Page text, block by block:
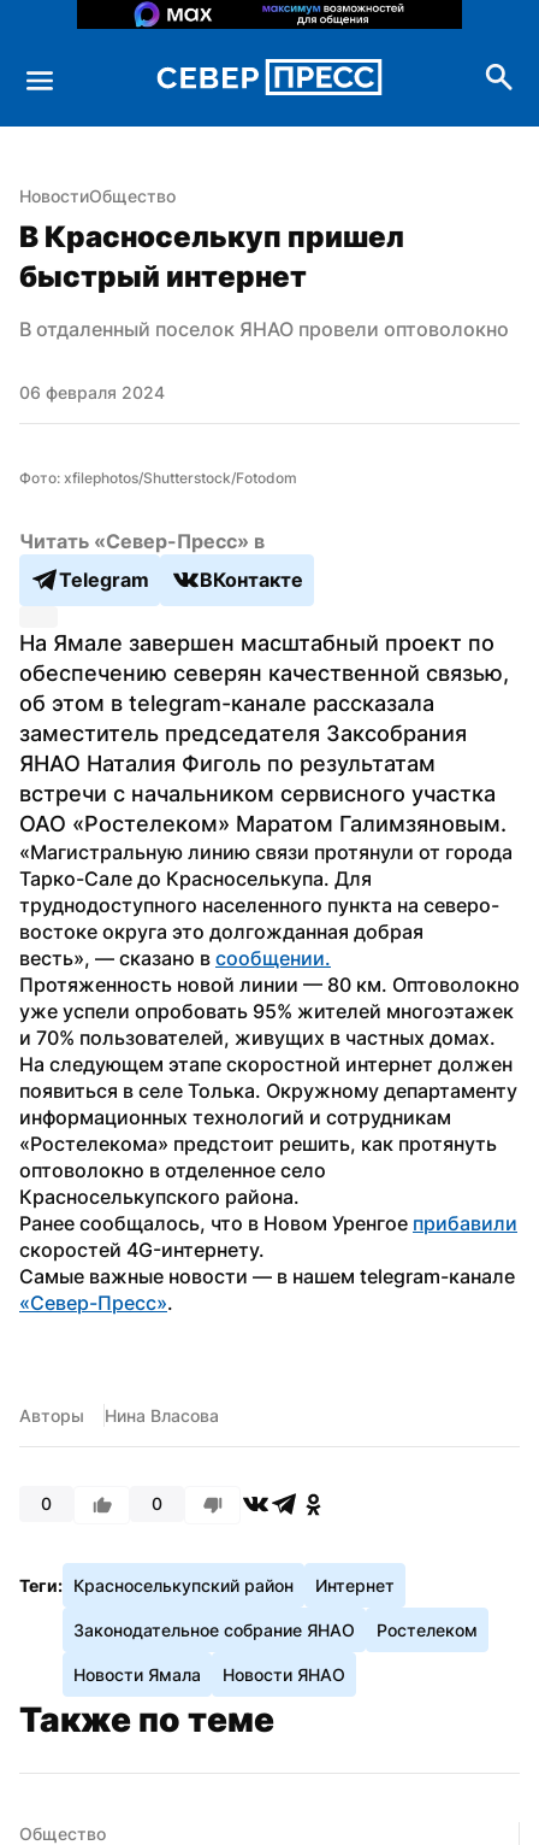
НовостиОбщество
В Красноселькуп пришел
быстрый интернет
В отдаленный поселок ЯНАО провели оптоволокно
06 февраля 2024
Фото: xfilephotos/Shutterstock/Fotodom
Читать «Север-Пресс» в
Telegram
ВКонтакте
На Ямале завершен масштабный проект по
обеспечению северян качественной связью,
об этом в telegram-канале рассказала
заместитель председателя Заксобрания
ЯНАО Наталия Фиголь по результатам
встречи с начальником сервисного участка
ОАО «Ростелеком» Маратом Галимзяновым.
«Магистральную линию связи протянули от города
Тарко-Сале до Красноселькупа. Для
труднодоступного населенного пункта на северо-
востоке округа это долгожданная добрая
весть», — сказано в сообщении.
Протяженность новой линии — 80 км. Оптоволокно
уже успели опробовать 95% жителей многоэтажек
и 70% пользователей, живущих в частных домах.
На следующем этапе скоростной интернет должен
появиться в селе Толька. Окружному департаменту
информационных технологий и сотрудникам
«Ростелекома» предстоит решить, как протянуть
оптоволокно в отделенное село
Красноселькупского района.
Ранее сообщалось, что в Новом Уренгое прибавили
скоростей 4G-интернету.
«Север-Пресс».
Авторы Нина Власова
0 0
Теги: Красноселькупский район Интернет
Законодательное собрание ЯНАО Ростелеком
Новости Ямала Новости ЯНАО
Также по теме
Общество